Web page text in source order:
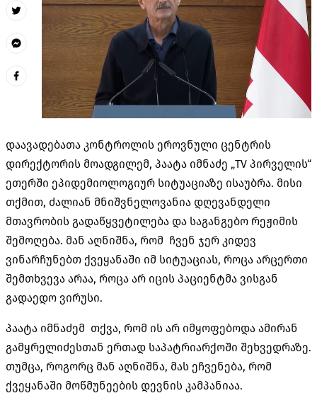
დაავადებათა კონტროლის ეროვნული ცენტრის
დირექტორის მოადგილემ, პაატა იმნაძე „TV პირველის“
ეთერში ეპიდემიოლოგიურ სიტუაციაზე ისაუბრა. მისი
თქმით, ძალიან მნიშვნელოვანია დღევანდელი
მთავრობის გადაწყვეტილება და საგანგებო რეჟიმის
შემოღება. მან აღნიშნა, რომ ჩვენ ჯერ კიდევ
ვინარჩუნებთ ქვეყანაში იმ სიტუაციას, როცა არცერთი
შემთხვევა არაა, როცა არ იცის პაციენტმა ვისგან
გადაედო ვირუსი.
პაატა იმნაძემ თქვა, რომ ის არ იმყოფებოდა ამირან
გამყრელიძესთან ერთად საპატრიარქოში შეხვედრაზე.
თუმცა, როგორც მან აღნიშნა, მას ეჩვენება, რომ
ქვეყანაში მოწმუნეების დევნის კამპანიაა.